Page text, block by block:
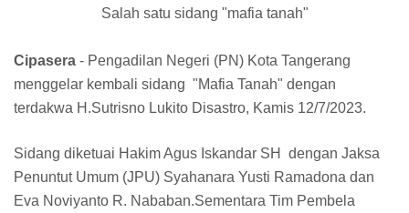
Salah satu sidang "mafia tanah"
Cipasera - Pengadilan Negeri (PN) Kota Tangerang
menggelar kembali sidang "Mafia Tanah" dengan
terdakwa H.Sutrisno Lukito Disastro, Kamis 12/7/2023.
Sidang diketuai Hakim Agus Iskandar SH dengan Jaksa
Penuntut Umum (JPU) Syahanara Yusti Ramadona dan
Eva Noviyanto R. Nababan.Sementara Tim Pembela